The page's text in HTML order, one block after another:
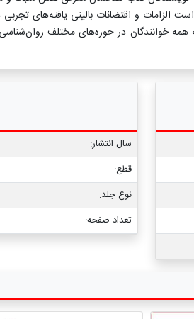
و اقتضائات بالینی یافته‌های
خوانندگان در حوزه‌های مختلف
سال انتشار:
قطع:
نوع جلد:
تعداد صفحه: